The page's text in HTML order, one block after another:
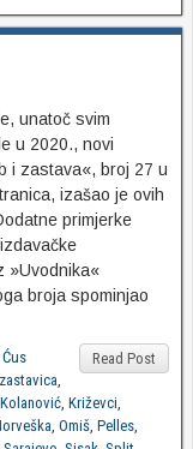
unatoč svim
u 2020., novi
i zastava«, broj 27 u
izašao je ovih
primjerke
»Uvodnika«
broja spominjao
Read Post
Ćus
,
Kolanović, Križevci,
, Omiš, Pelles,